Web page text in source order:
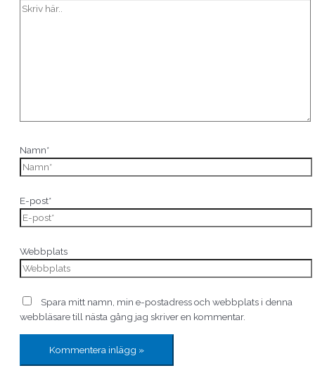
Namn*
E-post*
Webbplats
Spara mitt namn, min e-postadress och webbplats i denna
webbläsare till nästa gång jag skriver en kommentar.